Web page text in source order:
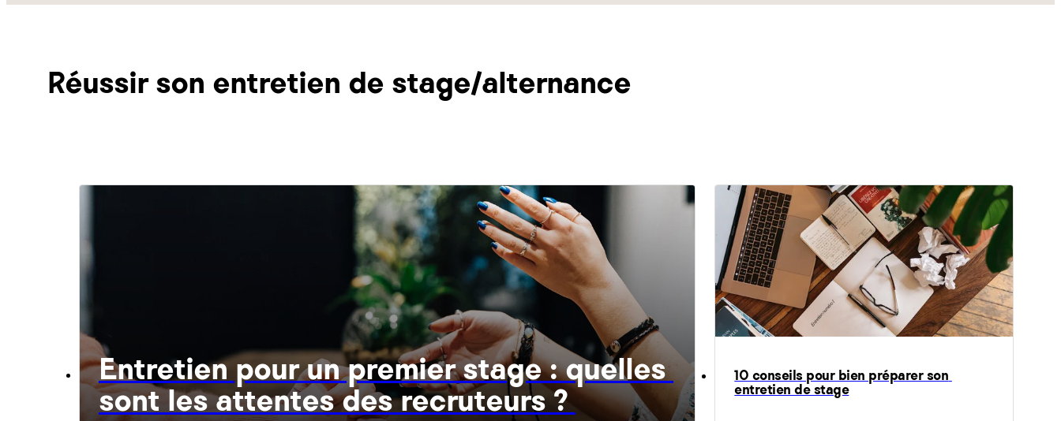
Réussir son entretien de stage/alternance
Entretien pour un premier stage : quelles
sont les attentes des recruteurs ?
10 conseils pour bien préparer son
entretien de stage